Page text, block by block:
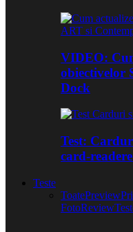
VIDEO:
obiectivelor
Dock
Test:
card-
Teste
ToatePreview
FotoReview